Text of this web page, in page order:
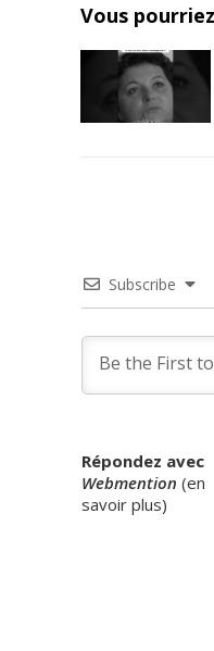
Vous
Subscribe
Répondez avec
Webmention (en
savoir plus)